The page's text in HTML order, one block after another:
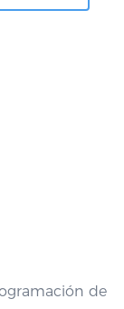
de